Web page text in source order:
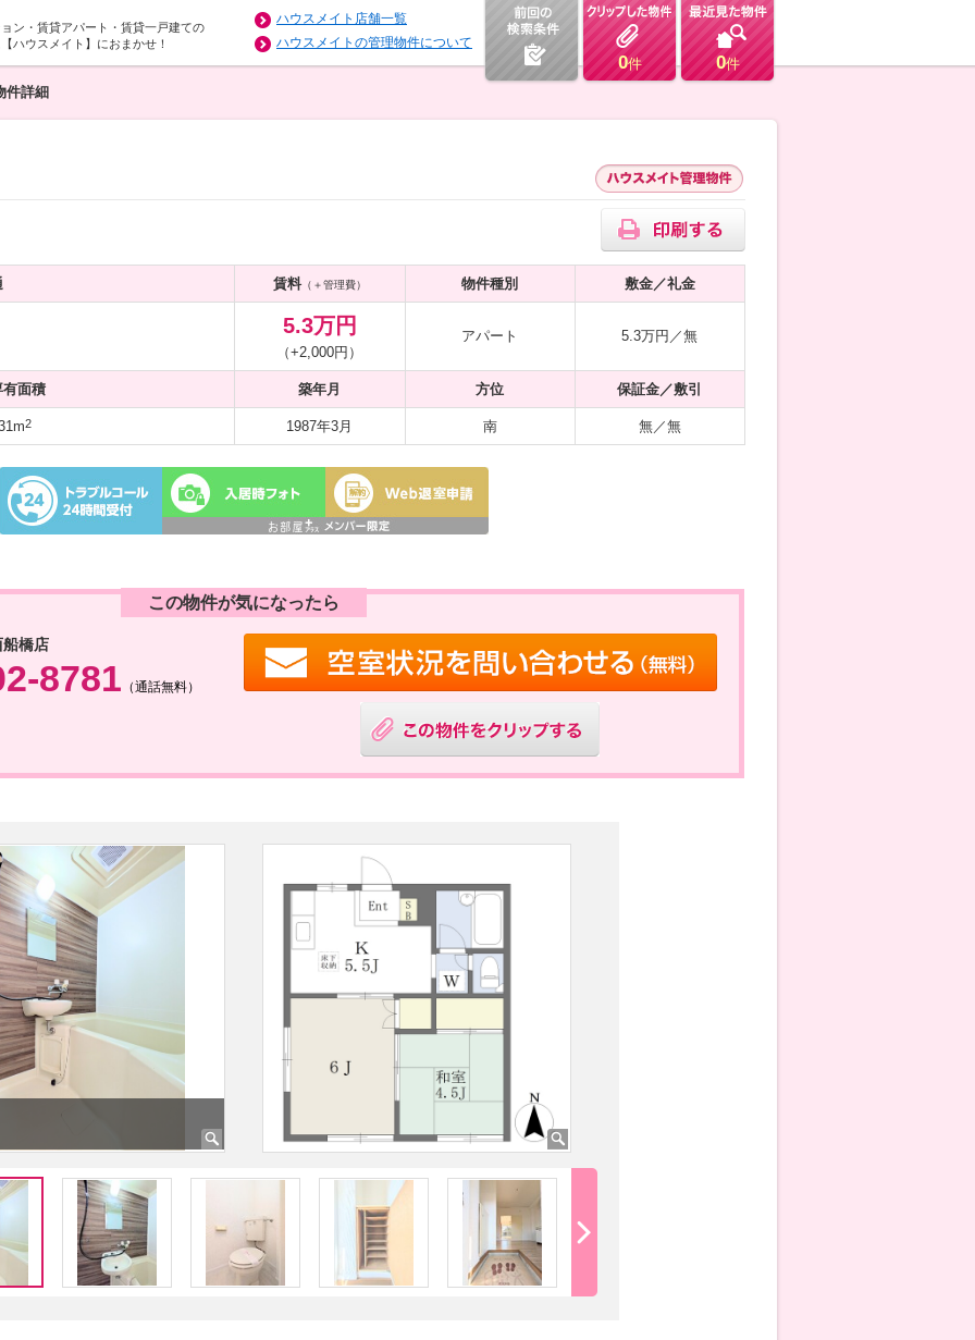
ン・賃貸アパート・賃貸一戸建ての
ハウスメイト】におまかせ！
ハウスメイト店舗一覧
ハウスメイトの管理物件について
0件 0件
件詳細
賃料（＋管理費） 物件種別 敷金／礼金
5.3万円
（+2,000円）
アパート 5.3万円／無
面積 築年月 方位 保証金／敷引
2 1987年3月 南 無／無
この物件が気になったら
橋店
8781 （通話無料）
トイレ